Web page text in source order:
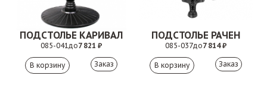
ПОДСТОЛЬЕ КАРИВАЛ
085-041до7 821 ₽
Заказ
ПОДСТОЛЬЕ РАЧЕН
085-037до7 814 ₽
Заказ